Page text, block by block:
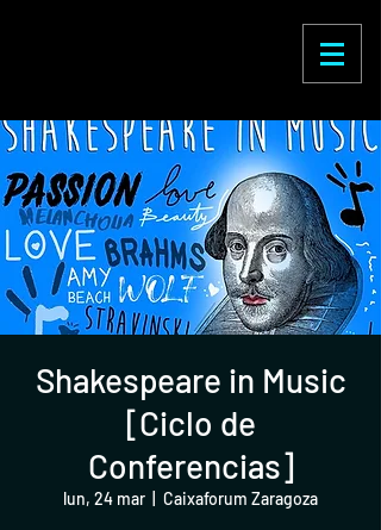
Shakespeare in Music
[Ciclo de
Conferencias]
lun, 24 mar Caixaforum Zaragoza